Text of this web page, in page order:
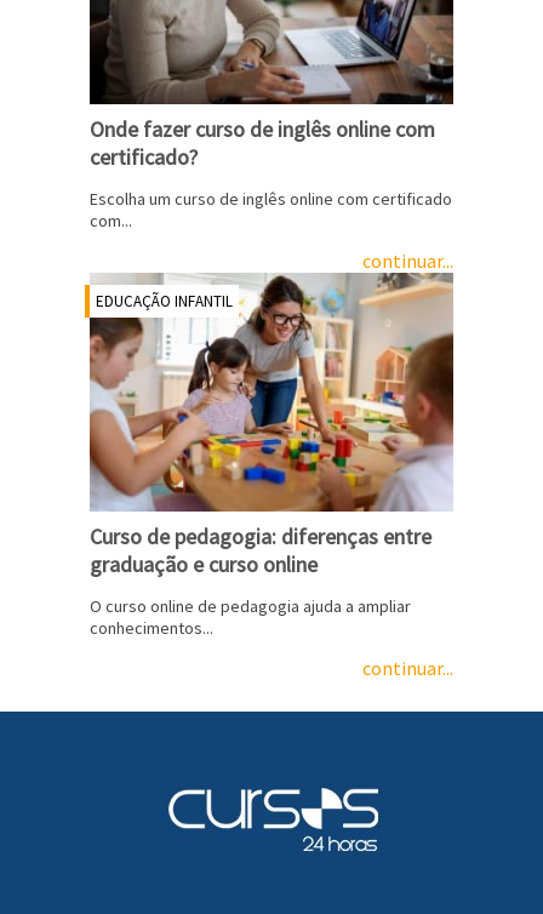
Onde fazer curso de inglês online com
certificado?
Escolha um curso de inglês online com certificado
com...
continuar...
EDUCAÇÃO INFANTIL
Curso de pedagogia: diferenças entre
graduação e curso online
O curso online de pedagogia ajuda a ampliar
conhecimentos...
continuar...